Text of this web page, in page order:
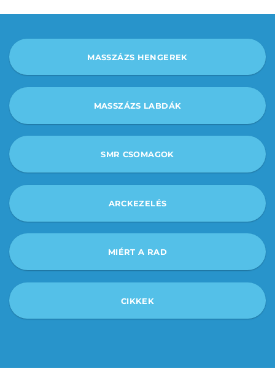
MASSZÁZS HENGEREK
MASSZÁZS LABDÁK
SMR CSOMAGOK
ARCKEZELÉS
MIÉRT A RAD
CIKKEK